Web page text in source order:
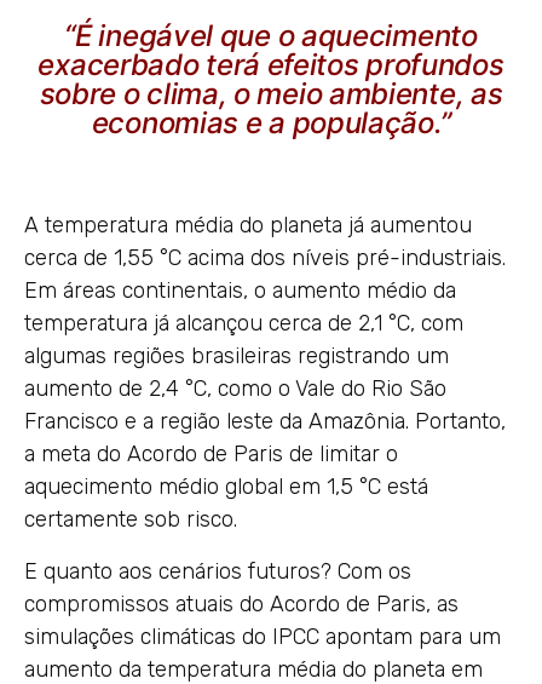
“É inegável que o aquecimento
exacerbado terá efeitos profundos
sobre o clima, o meio ambiente, as
economias e a população.”
A temperatura média do planeta já aumentou
cerca de 1,55 °C acima dos níveis pré-industriais.
Em áreas continentais, o aumento médio da
temperatura já alcançou cerca de 2,1 °C, com
algumas regiões brasileiras registrando um
aumento de 2,4 °C, como o Vale do Rio São
Francisco e a região leste da Amazônia. Portanto,
a meta do Acordo de Paris de limitar o
aquecimento médio global em 1,5 °C está
certamente sob risco.
E quanto aos cenários futuros? Com os
compromissos atuais do Acordo de Paris, as
simulações climáticas do IPCC apontam para um
aumento da temperatura média do planeta em